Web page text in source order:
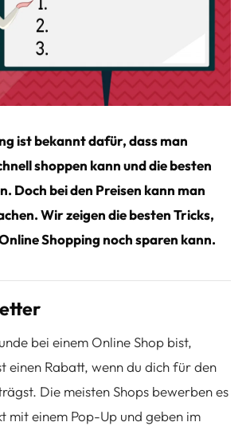
ist bekannt dafür, dass man
shoppen kann und die besten
Doch bei den Preisen kann man
Wir zeigen die besten Tricks,
Shopping noch sparen kann.
bei einem Online Shop bist,
einen Rabatt, wenn du dich für den
Die meisten Shops bewerben es
mit einem Pop-Up und geben im